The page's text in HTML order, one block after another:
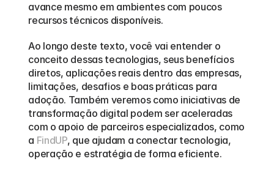
avance mesmo em ambientes com poucos
recursos técnicos disponíveis.
Ao longo deste texto, você vai entender o
conceito dessas tecnologias, seus benefícios
diretos, aplicações reais dentro das empresas,
limitações, desafios e boas práticas para
adoção. Também veremos como iniciativas de
transformação digital podem ser aceleradas
com o apoio de parceiros especializados, como
a FindUP, que ajudam a conectar tecnologia,
operação e estratégia de forma eficiente.